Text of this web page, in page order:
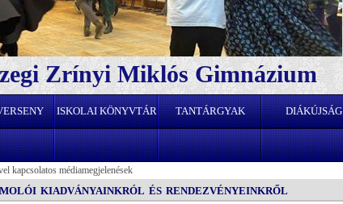
Zrínyi Miklós Gimnázium
ISKOLAI KÖNYVTÁR TANTÁRGYAK DIÁKÚJSÁG
kapcsolatos médiamegjelenések
kiadványainkról és rendezvényeinkről